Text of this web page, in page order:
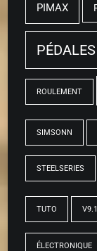
PIMAX
PÉDALES
ROULEMENT
SIMSONN
STEELSERIES
TUTO V9.1
ÉLECTRONIQUE